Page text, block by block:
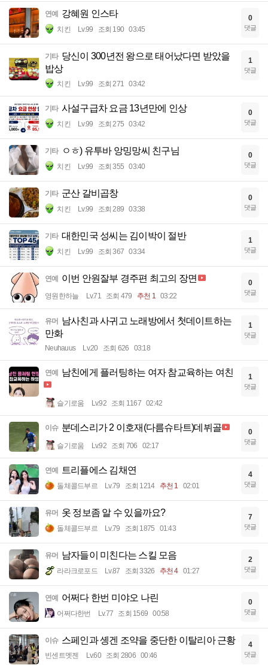
연예 강혜원 인스타
치킨 Lv.99 조회 190 03:45
0
댓글
기타 당신이 300년전 왕으로 태어났다면 받았을
밥상
치킨 Lv.99 조회 271 03:42
1
댓글
기타 사설구급차 요금 13년만에 인상
치킨 Lv.99 조회 275 03:42
0
댓글
기타 ㅇㅎ) 유투바 앙밍망씨 친구님
치킨 Lv.99 조회 355 03:40
0
댓글
기타 군산 갈비곱창
치킨 Lv.99 조회 289 03:38
0
댓글
기타 대한민국 성씨는 김이박이 절반
치킨 Lv.99 조회 367 03:34
1
댓글
연예 이번 안원잘부 경주편 최고의 장면
영원한하늘 Lv.71 조회 479 추천 1 03:22
0
댓글
유머 남사친과 사귀고 노래방에서 첫데이트하는
만화
Neuhauus Lv.20 조회 626 03:18
1
댓글
연예 남친에게 플러팅하는 여자 참교육하는 여친
슬기로움 Lv.92 조회 1167 02:42
1
댓글
이슈 분데스리가 2 이호재(다름슈타트)데뷔골
슬기로움 Lv.92 조회 706 02:17
0
댓글
연예 트리플에스 김채연
돌체콜드부르 Lv.79 조회 1214 추천 1 02:01
4
댓글
유머 옷 정보좀 알 수 있을까요?
돌체콜드부르 Lv.79 조회 1875 01:43
7
댓글
유머 남자들이 미친다는 스킬 모음
라라크로포드 Lv.87 조회 3326 추천 4 01:27
2
댓글
연예 어쩌다 한번 미야오 나린
어쩌다한번 Lv.77 조회 1569 00:58
0
댓글
이슈 스페인과 솅겐 조약을 중단한 이탈리아 근황
빈센트멧젠 Lv.60 조회 2806 00:46
4
댓글